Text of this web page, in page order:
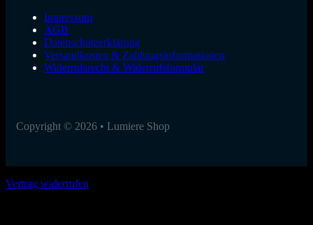
Impressum
AGB
Datenschutzerklärung
Versandkosten & Zahlungsinformationen
Widerrufsrecht & Widerrufsformular
Copyright © 2026 • Lumiere Shop
Vertrag widerrufen